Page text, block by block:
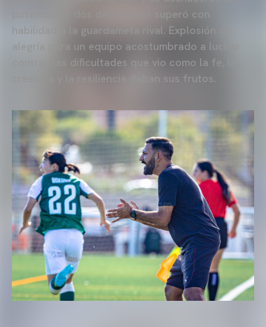
potencia de dos defensoras superó con
habilidad a la guardameta rival. Explosión de
alegría para un equipo acostumbrado a luchar
contras las dificultades que vio como la fe, la
creencia y la resiliencia daban sus frutos.